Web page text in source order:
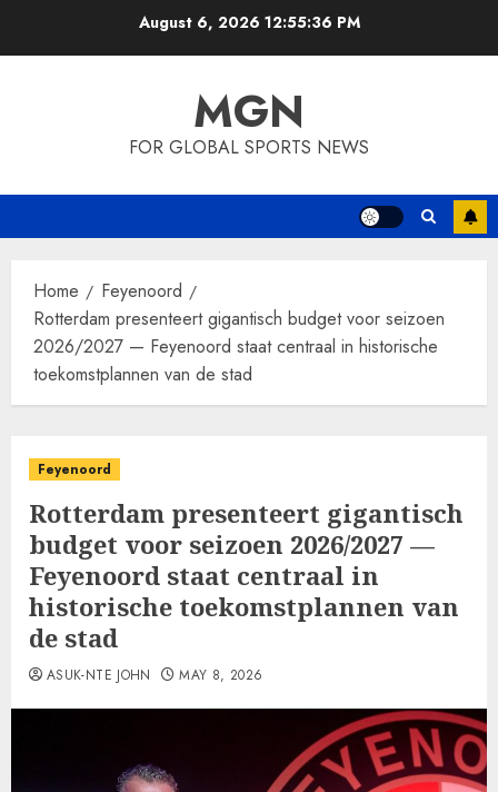
August 6, 2026 12:55:38 PM
MGN
FOR GLOBAL SPORTS NEWS
Home
Feyenoord
Rotterdam presenteert gigantisch budget voor seizoen
2026/2027 — Feyenoord staat centraal in historische
toekomstplannen van de stad
Feyenoord
Rotterdam presenteert gigantisch
budget voor seizoen 2026/2027 —
Feyenoord staat centraal in
historische toekomstplannen van
de stad
ASUK-NTE JOHN MAY 8, 2026